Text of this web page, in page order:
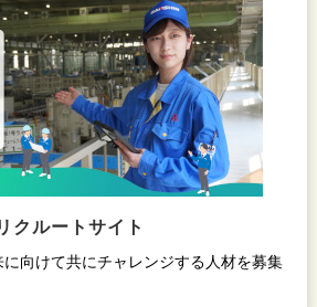
クルートサイト
向けて共にチャレンジする人材を募集